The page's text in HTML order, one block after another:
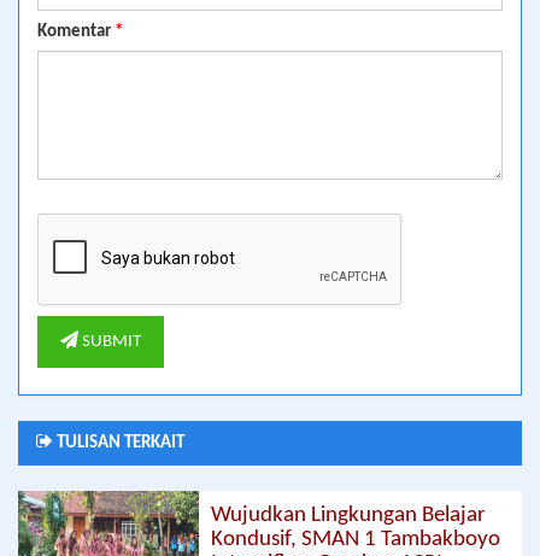
Komentar *
SUBMIT
TULISAN TERKAIT
Wujudkan Lingkungan Belajar
Kondusif, SMAN 1 Tambakboyo